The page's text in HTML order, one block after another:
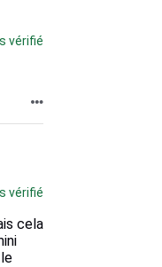
vérifié
vérifié
cela